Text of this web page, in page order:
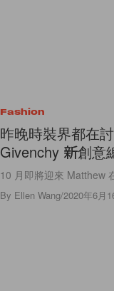
Fashion
昨晚時裝界都在
Givenchy 新創意
10 月即將迎來 Matthew
By Ellen Wang/2020年6月